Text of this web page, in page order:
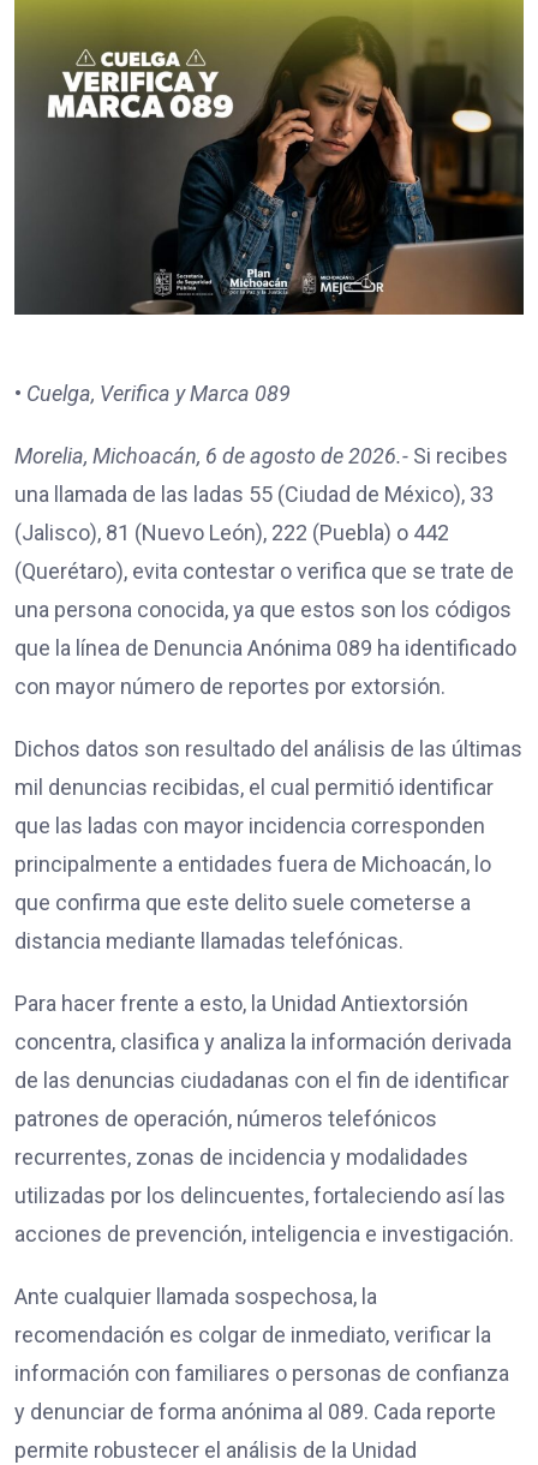
• Cuelga, Verifica y Marca 089
Morelia, Michoacán, 6 de agosto de 2026.- Si recibes
una llamada de las ladas 55 (Ciudad de México), 33
(Jalisco), 81 (Nuevo León), 222 (Puebla) o 442
(Querétaro), evita contestar o verifica que se trate de
una persona conocida, ya que estos son los códigos
que la línea de Denuncia Anónima 089 ha identificado
con mayor número de reportes por extorsión.
Dichos datos son resultado del análisis de las últimas
mil denuncias recibidas, el cual permitió identificar
que las ladas con mayor incidencia corresponden
principalmente a entidades fuera de Michoacán, lo
que confirma que este delito suele cometerse a
distancia mediante llamadas telefónicas.
Para hacer frente a esto, la Unidad Antiextorsión
concentra, clasifica y analiza la información derivada
de las denuncias ciudadanas con el fin de identificar
patrones de operación, números telefónicos
recurrentes, zonas de incidencia y modalidades
utilizadas por los delincuentes, fortaleciendo así las
acciones de prevención, inteligencia e investigación.
Ante cualquier llamada sospechosa, la
recomendación es colgar de inmediato, verificar la
información con familiares o personas de confianza
y denunciar de forma anónima al 089. Cada reporte
permite robustecer el análisis de la Unidad